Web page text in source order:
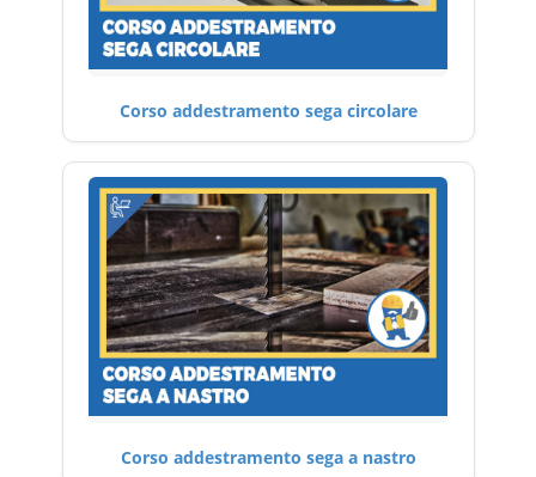
Corso addestramento sega circolare
Corso addestramento sega a nastro